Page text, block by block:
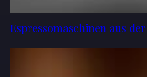
Espressomaschinen aus